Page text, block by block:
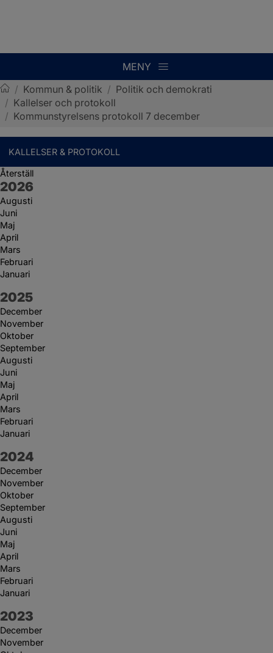
MENY
Sotenäs kommun
/ Kommun & politik / Politik och demokrati
/ Kallelser och protokoll
/ Kommunstyrelsens protokoll 7 december
KALLELSER & PROTOKOLL
Återställ
År:
2026
Augusti
Juni
Maj
April
Mars
Februari
Januari
År:
2025
December
November
Oktober
September
Augusti
Juni
Maj
April
Mars
Februari
Januari
År:
2024
December
November
Oktober
September
Augusti
Juni
Maj
April
Mars
Februari
Januari
År:
2023
December
November